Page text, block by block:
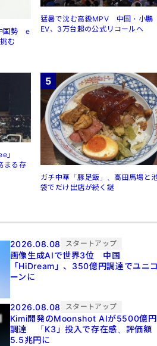
国勢 e
む
猛暑で沈む高級MPV 中国・小鵬
EV、3万台超の公式リコールへ
」
まる存
5
ガチ中華「豚足飯」、高田馬場と
袋でだけ出店が続く謎
2026.08.08 スタートアップ
画像生成AIで世界3位 中国
「HiDream」、350億円調達でユニ
ーンに
2026.08.08 スタートアップ
Kimi開発のMoonshot AIが5500億円
調達 「K3」投入で存在感、評価額
5.5兆円に